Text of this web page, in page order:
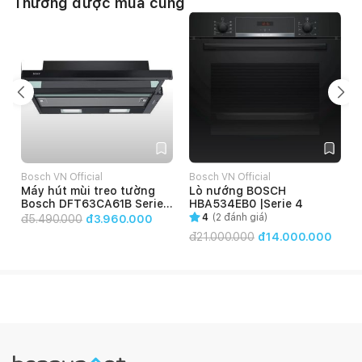
Bosch VN Official
Máy hút mùi treo tường
Bosch DFT63CA61B Series
2
đ5.490.000 đ3.960.000
Bosch VN Official
Lò nướng BOSCH
HBA534EB0 |Serie 4
4 (2 đánh giá)
đ21.000.000 đ14.000.000